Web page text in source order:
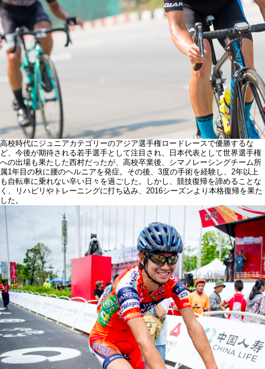
高校時代にジュニアカテゴリーのアジア選手権ロードレースで優勝するな
ど、今後が期待される若手選手として注目され、日本代表として世界選手権
への出場も果たした西村だったが、高校卒業後、シマノレーシングチーム所
属1年目の秋に腰のヘルニアを発症。その後、3度の手術を経験し、2年以上
も自転車に乗れない辛い日々を過ごした。しかし、競技復帰を諦めることな
く、リハビリやトレーニングに打ち込み、2016シーズンより本格復帰を果た
した。